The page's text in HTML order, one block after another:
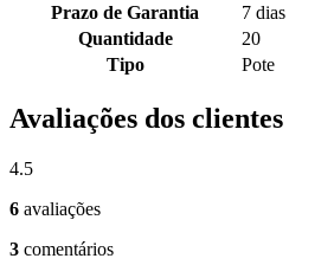
Prazo de Garantia
7 dias
Quantidade
20
Tipo
Pote
Avaliações dos clientes
4.5
6 avaliações
3 comentários